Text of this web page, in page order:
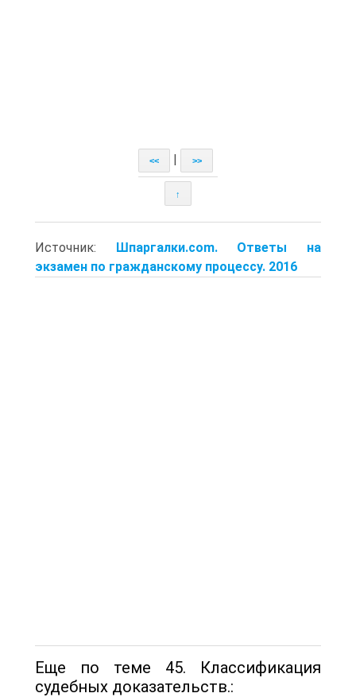
<< >>
↑
Источник: Шпаргалки.com. Ответы на
экзамен по гражданскому процессу. 2016
Еще по теме 45. Классификация
судебных доказательств.: